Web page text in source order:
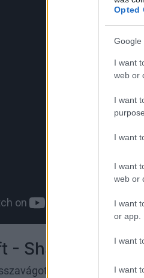
Opted
Google
I want
web or
I want
I want
I want
web or
I want
or app.
I want
I want
- Shake It Off
a gyűlölködőknek,